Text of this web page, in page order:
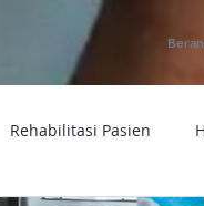
Rehabilitasi Pasien